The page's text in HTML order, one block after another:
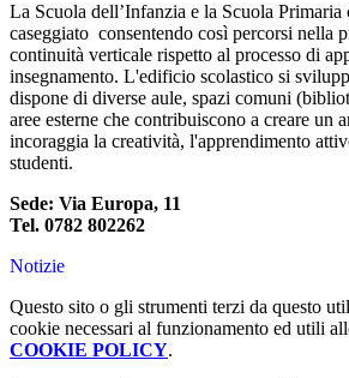
La Scuola dell’Infanzia e la Scuola
caseggiato consentendo così percorsi nella
continuità verticale rispetto al processo di
insegnamento. L'edificio scolastico si
dispone di diverse aule, spazi comuni
aree esterne che contribuiscono a creare un
incoraggia la creatività, l'apprendimento
studenti.
Sede: Via Europa, 11
Tel. 0782 802262
Notizie
Questo sito o gli strumenti terzi da questo
cookie necessari al funzionamento ed utili
COOKIE POLICY.